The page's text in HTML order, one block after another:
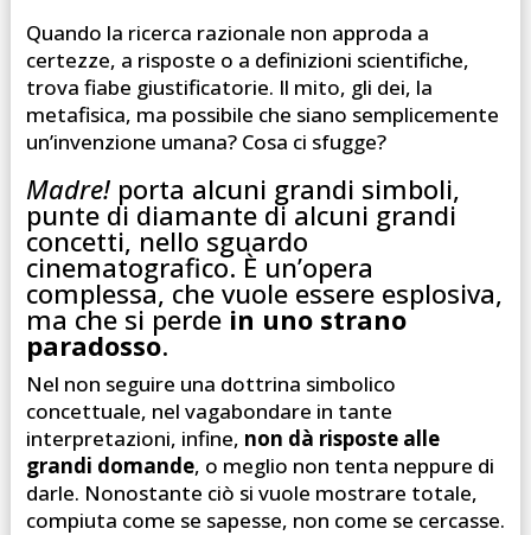
Quando la ricerca razionale non approda a
certezze, a risposte o a definizioni scientifiche,
trova fiabe giustificatorie. Il mito, gli dei, la
metafisica, ma possibile che siano semplicemente
un’invenzione umana? Cosa ci sfugge?
Madre!porta alcuni grandi simboli,
punte di diamante di alcuni grandi
concetti, nello sguardo
cinematografico. È un’opera
complessa, che vuole essere esplosiva,
ma che si perde in uno strano
paradosso.
Nel non seguire una dottrina simbolico
concettuale, nel vagabondare in tante
interpretazioni, infine, non dà risposte alle
grandi domande, o meglio non tenta neppure di
darle. Nonostante ciò si vuole mostrare totale,
compiuta come se sapesse, non come se cercasse.